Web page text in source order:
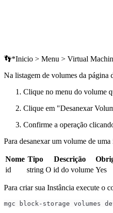
👣*Inicio > Menu > Virtual
Na listagem de volumes da página
Clique no menu do volume
Clique em "Desanexar
Confirme a operação
Para desanexar um volume de
Nome Tipo Descrição
id
string O id do volume Yes
Para criar sua Instância execute o
mgc block-storage volumes